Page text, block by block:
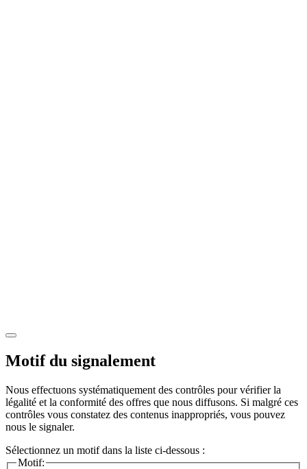
Motif du signalement
Nous effectuons systématiquement des contrôles pour vérifier la
légalité et la conformité des offres que nous diffusons. Si malgré ces
contrôles vous constatez des contenus inappropriés, vous pouvez
nous le signaler.
Sélectionnez un motif dans la liste ci-dessous :
Motif: